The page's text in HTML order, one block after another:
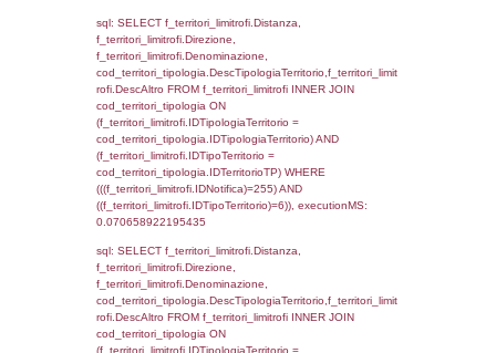
f_territori_limitrofi INNER JOIN
(f_territori_limitrofi.IDTipologiaTerritorio =
cod_territori_tipologia.IDTipologiaTerritorio
f_territori_limitrofi.IDTipoTerritorio =
cod_territori_tipologia.IDTerritorioTP )
((f_territori_limitrofi.IDNotifica) = 255 ) AND
cod_territori_tipologia.IDTerritorioTP = 1)
executionMS: 0.10172605514526
sql: SELECT
SEPARATOR '; ') AS DescAltro,